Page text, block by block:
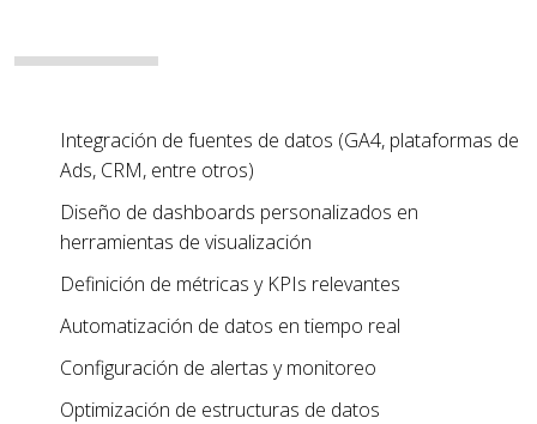
Integración de fuentes de datos (GA4, plataformas de
Ads, CRM, entre otros)
Diseño de dashboards personalizados en
herramientas de visualización
Definición de métricas y KPIs relevantes
Automatización de datos en tiempo real
Configuración de alertas y monitoreo
Optimización de estructuras de datos